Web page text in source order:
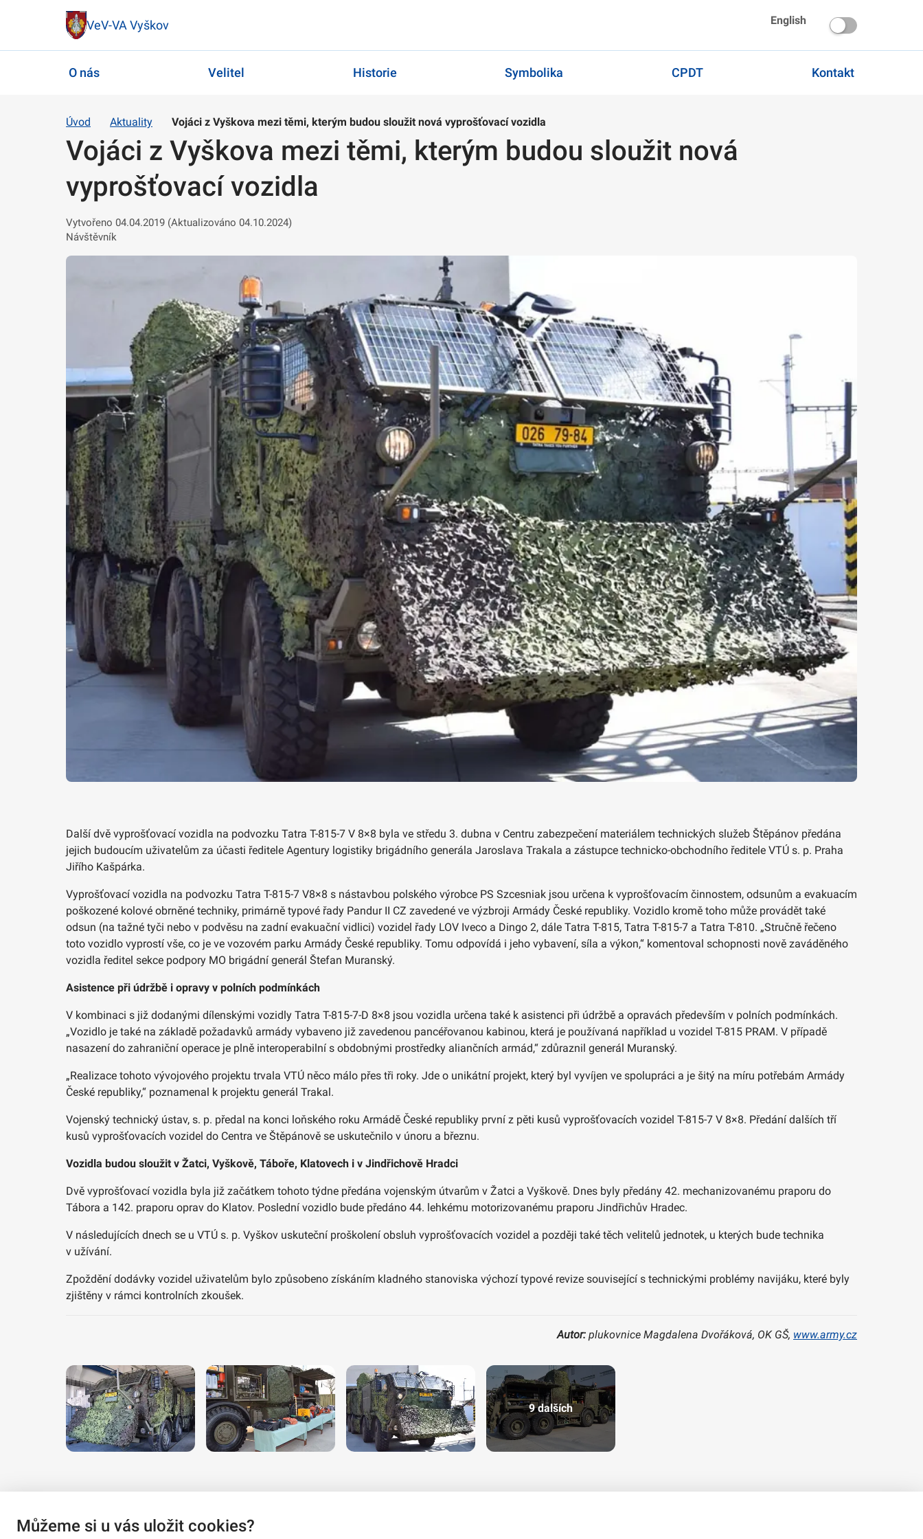
VeV-VA Vyškov English
O nás Velitel Historie Symbolika CPDT Kontakt
Úvod Aktuality Vojáci z Vyškova mezi těmi, kterým budou sloužit nová vyprošťovací vozidla
Vojáci z Vyškova mezi těmi, kterým budou sloužit nová
vyprošťovací vozidla
Vytvořeno 04.04.2019 (Aktualizováno 04.10.2024)
Návštěvník
Další dvě vyprošťovací vozidla na podvozku Tatra T-815-7 V 8×8 byla ve středu 3. dubna v Centru zabezpečení materiálem technických služeb Štěpánov předána
jejich budoucím uživatelům za účasti ředitele Agentury logistiky brigádního generála Jaroslava Trakala a zástupce technicko-obchodního ředitele VTÚ s. p. Praha
Jiřího Kašpárka.
Vyprošťovací vozidla na podvozku Tatra T-815-7 V8×8 s nástavbou polského výrobce PS Szcesniak jsou určena k vyprošťovacím činnostem, odsunům a evakuacím
poškozené kolové obrněné techniky, primárně typové řady Pandur II CZ zavedené ve výzbroji Armády České republiky. Vozidlo kromě toho může provádět také
odsun (na tažné tyči nebo v podvěsu na zadní evakuační vidlici) vozidel řady LOV Iveco a Dingo 2, dále Tatra T-815, Tatra T-815-7 a Tatra T-810. „Stručně řečeno
toto vozidlo vyprostí vše, co je ve vozovém parku Armády České republiky. Tomu odpovídá i jeho vybavení, síla a výkon,“ komentoval schopnosti nově zaváděného
vozidla ředitel sekce podpory MO brigádní generál Štefan Muranský.
Asistence při údržbě i opravy v polních podmínkách
V kombinaci s již dodanými dílenskými vozidly Tatra T-815-7-D 8×8 jsou vozidla určena také k asistenci při údržbě a opravách především v polních podmínkách.
„Vozidlo je také na základě požadavků armády vybaveno již zavedenou pancéřovanou kabinou, která je používaná například u vozidel T-815 PRAM. V případě
nasazení do zahraniční operace je plně interoperabilní s obdobnými prostředky aliančních armád,“ zdůraznil generál Muranský.
„Realizace tohoto vývojového projektu trvala VTÚ něco málo přes tři roky. Jde o unikátní projekt, který byl vyvíjen ve spolupráci a je šitý na míru potřebám Armády
České republiky,“ poznamenal k projektu generál Trakal.
Vojenský technický ústav, s. p. předal na konci loňského roku Armádě České republiky první z pěti kusů vyprošťovacích vozidel T-815-7 V 8×8. Předání dalších tří
kusů vyprošťovacích vozidel do Centra ve Štěpánově se uskutečnilo v únoru a březnu.
Vozidla budou sloužit v Žatci, Vyškově, Táboře, Klatovech i v Jindřichově Hradci
Dvě vyprošťovací vozidla byla již začátkem tohoto týdne předána vojenským útvarům v Žatci a Vyškově. Dnes byly předány 42. mechanizovanému praporu do
Tábora a 142. praporu oprav do Klatov. Poslední vozidlo bude předáno 44. lehkému motorizovanému praporu Jindřichův Hradec.
V následujících dnech se u VTÚ s. p. Vyškov uskuteční proškolení obsluh vyprošťovacích vozidel a později také těch velitelů jednotek, u kterých bude technika
v užívání.
Zpoždění dodávky vozidel uživatelům bylo způsobeno získáním kladného stanoviska výchozí typové revize související s technickými problémy navijáku, které byly
zjištěny v rámci kontrolních zkoušek.
Autor: plukovnice Magdalena Dvořáková, OK GŠ, www.army.cz
9 dalších
Můžeme si u vás uložit cookies?